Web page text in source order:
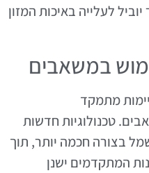
לעלייה באיכות המזון
במשאבים
הקיימות מתמקד
טכנולוגיות חדשות
בצורה חכמה יותר, תוך
המתקדמים ישנן